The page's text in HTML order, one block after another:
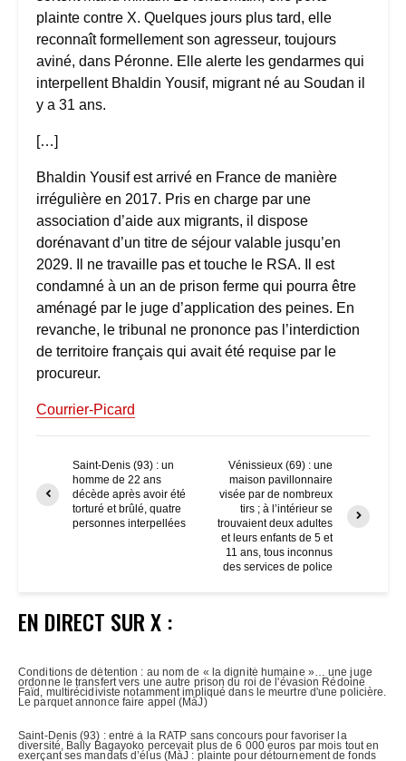
plainte contre X. Quelques jours plus tard, elle
reconnaît formellement son agresseur, toujours
aviné, dans Péronne. Elle alerte les gendarmes qui
interpellent Bhaldin Yousif, migrant né au Soudan il
y a 31 ans.
[…]
Bhaldin Yousif est arrivé en France de manière
irrégulière en 2017. Pris en charge par une
association d’aide aux migrants, il dispose
dorénavant d’un titre de séjour valable jusqu’en
2029. Il ne travaille pas et touche le RSA. Il est
condamné à un an de prison ferme qui pourra être
aménagé par le juge d’application des peines. En
revanche, le tribunal ne prononce pas l’interdiction
de territoire français qui avait été requise par le
procureur.
Courrier-Picard
Saint-Denis (93) : un
homme de 22 ans
décède après avoir été
torturé et brûlé, quatre
personnes interpellées
Vénissieux (69) : une
maison pavillonnaire
visée par de nombreux
tirs ; à l’intérieur se
trouvaient deux adultes
et leurs enfants de 5 et
11 ans, tous inconnus
des services de police
EN DIRECT SUR X :